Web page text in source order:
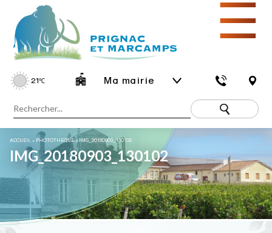
21℃ Ma mairie
☰
ACCUEIL » PHOTOTHÈQUE»IMG_20180903_130102
IMG_20180903_130102